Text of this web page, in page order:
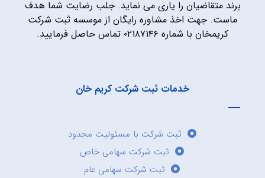
برند متقاضیان را یاری می نماید. جلب رضایت شما هدف
ماست. جهت اخذ مشاوره رایگان از موسسه ثبت شرکت
کریمخان با شماره ۰۲۱۸۷۱۴۶ تماس حاصل فرمایید.
خدمات ثبت شرکت کریم خان
ثبت شرکت با مسئولیت محدود
ثبت شرکت سهامی خاص
ثبت شرکت سهامی عام